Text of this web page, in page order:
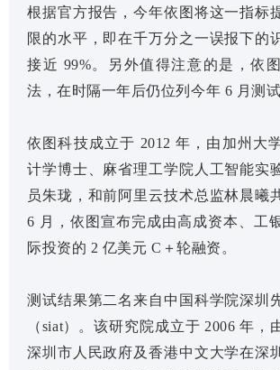
根据官方报告，今年依图将这一指标
限的水平，即在千万分之一误报下的
接近 99%。另外值得注意的是，依
法，在时隔一年后仍位列今年 6 月测
依图科技成立于 2012 年，由加州大
计学博士、麻省理工学院人工智能实
员朱珑，和前阿里云技术总监林晨曦
6 月，依图宣布完成由高成资本、工
际投资的 2 亿美元 C＋轮融资。
测试结果第二名来自中国科学院深圳
（siat）。该研究院成立于 2006 年，
深圳市人民政府及香港中文大学在深